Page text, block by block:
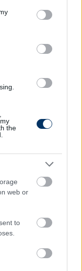
You may click to
party tags to
in below Google
the
web or
to
jobb
jött pofon,